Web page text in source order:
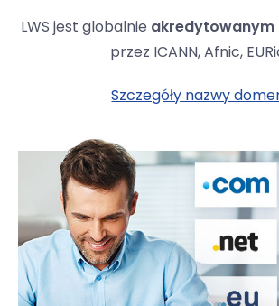
LWS jest globalnie
przez ICANN, Afnic,
Szczegóły nazwy